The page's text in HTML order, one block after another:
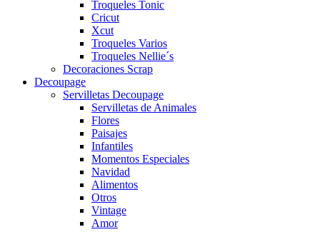
Troqueles Tonic
Cricut
Xcut
Troqueles Varios
Troqueles Nellie´s
Decoraciones Scrap
Decoupage
Servilletas Decoupage
Servilletas de Animales
Flores
Paisajes
Infantiles
Momentos Especiales
Navidad
Alimentos
Otros
Vintage
Amor